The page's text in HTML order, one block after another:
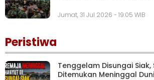
Jumat, 31 Jul 2026 - 19:05 WIB
Peristiwa
Tenggelam Disungai
Ditemukan Meninggal